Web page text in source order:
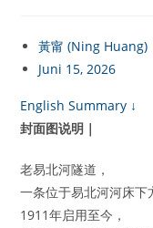
黃甯 (Ning Huang)
Juni 15, 2026
English Summary ↓
封面图说明｜
老易北河隧道，
一条位于易北河河床下
1911年启用至今，